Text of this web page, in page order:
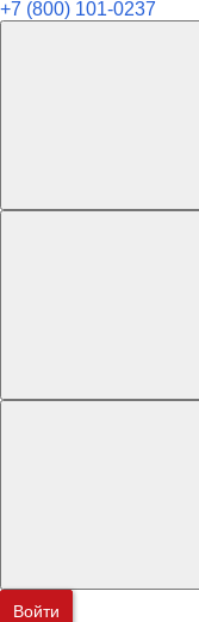
+7 (800) 101-0237
Войти